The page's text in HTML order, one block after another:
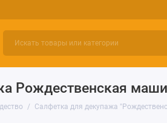
Рождественская
Салфетка для декупажа